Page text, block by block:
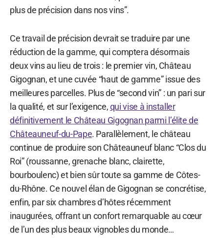
plus de précision dans nos vins”.
Ce travail de précision devrait se traduire par une
réduction de la gamme, qui comptera désormais
deux vins au lieu de trois : le premier vin, Château
Gigognan, et une cuvée “haut de gamme” issue des
meilleures parcelles. Plus de “second vin” : un pari sur
la qualité, et sur l’exigence,qui vise à installer
définitivement le Château Gigognan parmi l’élite de
Châteauneuf-du-Pape. Parallèlement, le château
continue de produire son Châteauneuf blanc “Clos du
Roi” (roussanne, grenache blanc, clairette,
bourboulenc) et bien sûr toute sa gamme de Côtes-
du-Rhône. Ce nouvel élan de Gigognan se concrétise,
enfin, par six chambres d’hôtes récemment
inaugurées, offrant un confort remarquable au cœur
de l’un des plus beaux vignobles du monde…